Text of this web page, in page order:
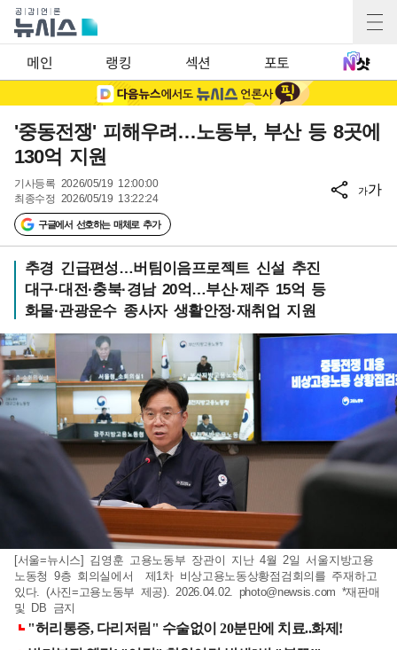
메인 랭킹 섹션 포토
'중동전쟁' 피해우려…노동부, 부산 등 8곳에
130억 지원
기사등록 2026/05/19 12:00:00
최종수정 2026/05/19 13:22:24
구글에서 선호하는 매체로 추가
가가
추경 긴급편성…버팀이음프로젝트 신설 추진
대구·대전·충북·경남 20억…부산·제주 15억 등
화물·관광운수 종사자 생활안정·재취업 지원
[서울=뉴시스] 김영훈 고용노동부 장관이 지난 4월 2일 서울지방고용
노동청 9층 회의실에서 제1차 비상고용노동상황점검회의를 주재하고
있다. (사진=고용노동부 제공). 2026.04.02. photo@newsis.com *재판매
및 DB 금지